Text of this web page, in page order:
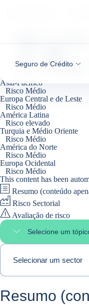
Seguro de Crédito
TIC
Ásia-Pacífico
Risco Médio
Europa Central e de Leste
Risco Médio
América Latina
Risco elevado
Turquia e Médio Oriente
Risco Médio
América do Norte
Risco Médio
Europa Ocidental
Risco Médio
This content has been
Resumo (conteúdo
Risco Sectorial
Avaliação de risco
Selecione um
Select page section
Selecionar um sector
Resumo